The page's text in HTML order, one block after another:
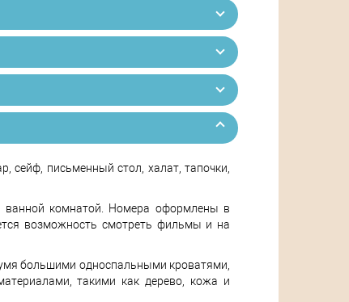
сейф, письменный стол, халат, тапочки,
комнатой. Номера оформлены в
возможность смотреть фильмы и на
большими односпальными кроватями,
такими как дерево, кожа и